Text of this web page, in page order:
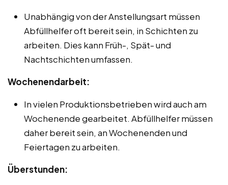
Unabhängig von der Anstellungsart müssen
Abfüllhelfer oft bereit sein, in Schichten zu
arbeiten. Dies kann Früh-, Spät- und
Nachtschichten umfassen.
Wochenendarbeit:
In vielen Produktionsbetrieben wird auch am
Wochenende gearbeitet. Abfüllhelfer müssen
daher bereit sein, an Wochenenden und
Feiertagen zu arbeiten.
Überstunden: